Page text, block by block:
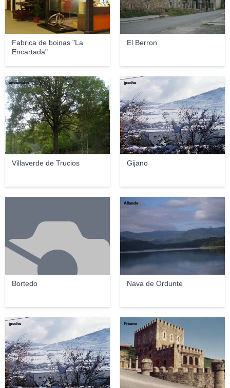
Fabrica de boinas "La
Encartada"
El Berron
Villaverde de Trucios
artzentales
Gijano
jpeche
Bortedo Nava de Ordunte
Allande
jpeche Príamo